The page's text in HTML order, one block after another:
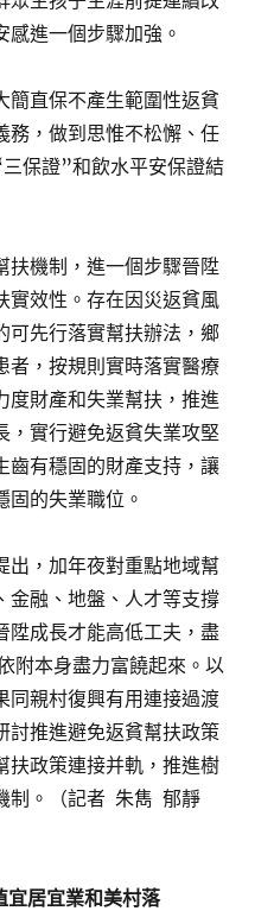
感進一個步驟加強。
簡直保不產生範圍性返貧
務，做到思惟不松懈、任
保證”和飲水平安保證結
扶機制，進一個步驟晉陞
實效性。存在因災返貧風
可先行落實幫扶辦法，鄉
者，按規則實時落實醫療
度財產和失業幫扶，推進
，實行避免返貧失業攻堅
齒有穩固的財產支持，讓
固的失業職位。
出，加年夜對重點地域幫
金融、地盤、人才等支撐
陞成長才能高低工夫，盡
附本身盡力富饒起來。以
同親村復興有用連接過渡
討推進避免返貧幫扶政策
扶政策連接并軌，推進樹
制。（記者 朱雋 郁靜
居宜業和美村落